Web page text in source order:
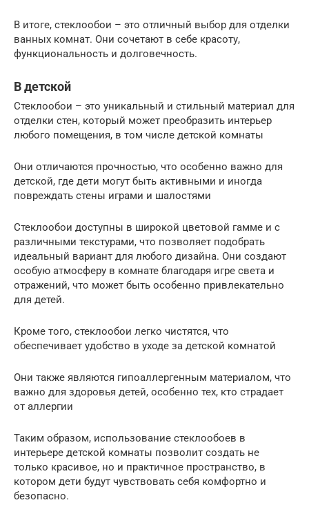
В итоге, стеклообои – это отличный выбор для отделки
ванных комнат. Они сочетают в себе красоту,
функциональность и долговечность.
В детской
Стеклообои – это уникальный и стильный материал для
отделки стен, который может преобразить интерьер
любого помещения, в том числе детской комнаты
Они отличаются прочностью, что особенно важно для
детской, где дети могут быть активными и иногда
повреждать стены играми и шалостями
Стеклообои доступны в широкой цветовой гамме и с
различными текстурами, что позволяет подобрать
идеальный вариант для любого дизайна. Они создают
особую атмосферу в комнате благодаря игре света и
отражений, что может быть особенно привлекательно
для детей.
Кроме того, стеклообои легко чистятся, что
обеспечивает удобство в уходе за детской комнатой
Они также являются гипоаллергенным материалом, что
важно для здоровья детей, особенно тех, кто страдает
от аллергии
Таким образом, использование стеклообоев в
интерьере детской комнаты позволит создать не
только красивое, но и практичное пространство, в
котором дети будут чувствовать себя комфортно и
безопасно.